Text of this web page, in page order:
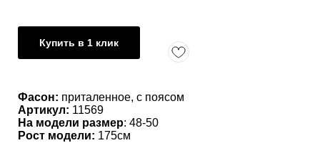
Купить в 1 клик
Фасон: приталенное, с поясом
Артикул: 11569
На модели размер: 48-50
Рост модели: 175см